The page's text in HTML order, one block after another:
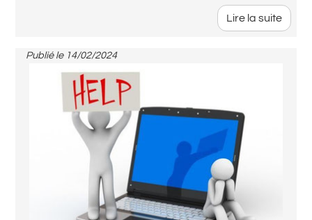
Lire la suite
Publié le 14/02/2024